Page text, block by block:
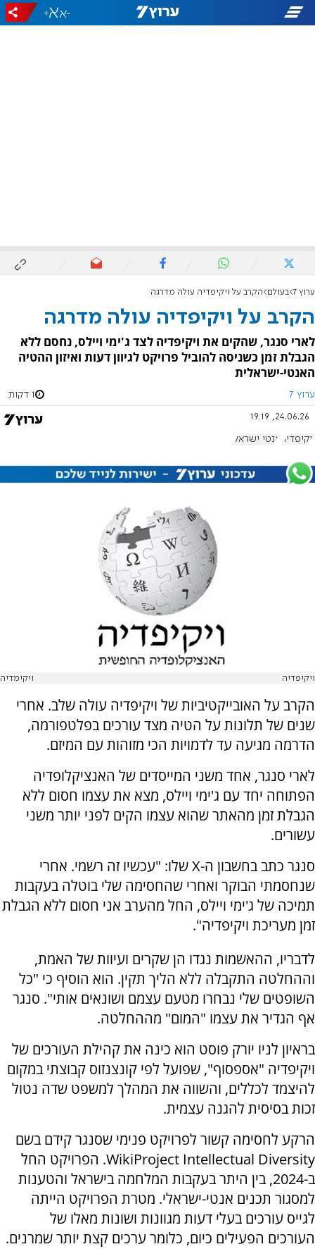
-
+
ערוץ 7 בעולם הקרב על ויקיפדיה עולה מדרגה
הקרב על ויקיפדיה עולה מדרגה
לארי סנגר, שהקים את ויקיפדיה לצד ג'ימי ויילס, נחסם ללא
הגבלת זמן כשניסה להוביל פרויקט לגיוון דעות ואיזון ההטיה
האנטי-ישראלית
ערוץ 7 1 דקות
24.06.26, 19:19
ויקיפדיה אנטי ישראלי
ויקיפדיה ויקימדיה
הקרב על האובייקטיביות של ויקיפדיה עולה שלב. אחרי
שנים של תלונות על הטיה מצד עורכים בפלטפורמה,
הדרמה מגיעה עד לדמויות הכי מזוהות עם המיזם.
לארי סנגר, אחד משני המייסדים של האנציקלופדיה
הפתוחה יחד עם ג'ימי ויילס, מצא את עצמו חסום ללא
הגבלת זמן מהאתר שהוא עצמו הקים לפני יותר משני
עשורים.
סנגר כתב בחשבון ה-X שלו: "עכשיו זה רשמי. אחרי
שנחסמתי הבוקר ואחרי שהחסימה שלי בוטלה בעקבות
תמיכה של ג'ימי ויילס, החל מהערב אני חסום ללא הגבלת
זמן מעריכת ויקיפדיה".
לדבריו, ההאשמות נגדו הן שקרים ועיוות של האמת,
וההחלטה התקבלה ללא הליך תקין. הוא הוסיף כי "כל
השופטים שלי נבחרו מטעם עצמם ושונאים אותי". סנגר
אף הגדיר את עצמו "המום" מההחלטה.
בראיון לניו יורק פוסט הוא כינה את קהילת העורכים של
ויקיפדיה "אספסוף", שפועל לפי קונצנזוס קבוצתי במקום
להיצמד לכללים, והשווה את המהלך למשפט שדה נטול
זכות בסיסית להגנה עצמית.
הרקע לחסימה קשור לפרויקט פנימי שסנגר קידם בשם
WikiProject Intellectual Diversity. הפרויקט החל
ב-2024, בין היתר בעקבות המלחמה בישראל והטענות
למסגור תכנים אנטי-ישראלי. מטרת הפרויקט הייתה
לגייס עורכים בעלי דעות מגוונות ושונות מאלו של
העורכים הפעילים כיום, כלומר ערכים קצת יותר שמרנים.